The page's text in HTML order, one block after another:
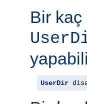
Bir kaç
UserDir